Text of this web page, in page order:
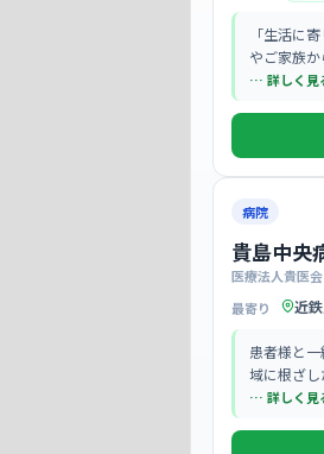
「生活に
やご家族か
… 詳しく見
病院
貴島中央
医療法人貴医会
最寄り
近
患者様と
域に根ざ
ています。
… 詳しく見